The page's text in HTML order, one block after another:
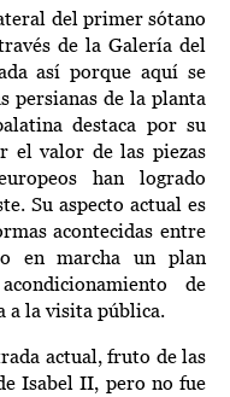
del primer sótano
de la Galería del
así porque aquí se
persianas de la planta
destaca por su
el valor de las piezas
han logrado
Su aspecto actual es
acontecidas entre
en marcha un plan
de
a la visita pública.
actual, fruto de las
Isabel II, pero no fue